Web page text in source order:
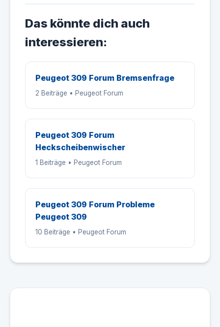
Das könnte dich auch
interessieren:
Peugeot 309 Forum Bremsenfrage
2 Beiträge • Peugeot Forum
Peugeot 309 Forum
Heckscheibenwischer
1 Beiträge • Peugeot Forum
Peugeot 309 Forum Probleme
Peugeot 309
10 Beiträge • Peugeot Forum